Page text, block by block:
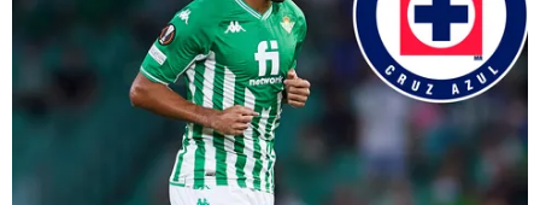
Ad Choices
Vamos Azul, al igual que Futbol Sites, es una
compañía perteneciente a Better Collective. Todos
los derechos reservados.